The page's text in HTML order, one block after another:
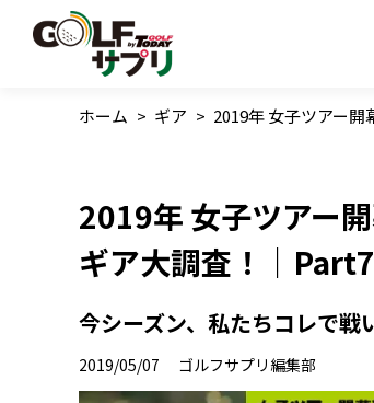
ホーム > ギア > 2019年 女子ツアー
2019年 女子ツアー
ギア大調査！｜Part7
今シーズン、私たちコレで戦
2019/05/07 ゴルフサプリ編集部